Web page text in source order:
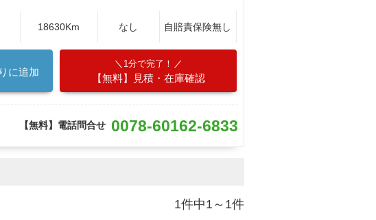
18630Km なし 自賠責保険無し
に追加
1分で完了！
【無料】見積・在庫確認
【無料】電話問合せ 0078-60162-6833
1件中1～1件